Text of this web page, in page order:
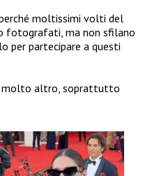
moltissimi volti del
fotografati, ma non sfilano
per partecipare a questi
molto altro, soprattutto